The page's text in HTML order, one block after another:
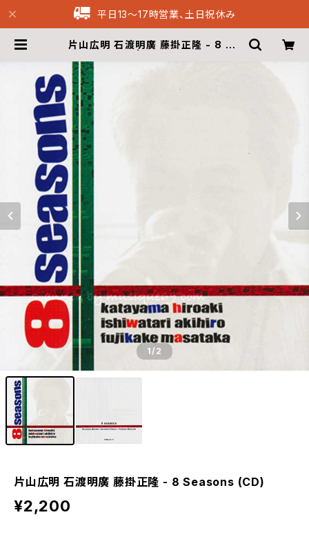
平日13〜17時営業、土日祝休み
片山広明 石渡明廣 藤掛正隆 - 8 Se
1/2
片山広明 石渡明廣 藤掛正隆 - 8 Seasons (CD)
¥2,200